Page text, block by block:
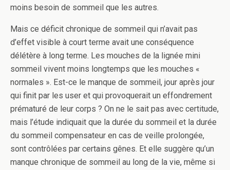
moins besoin de sommeil que les autres.
Mais ce déficit chronique de sommeil qui n’avait pas
d’effet visible à court terme avait une conséquence
délétère à long terme. Les mouches de la lignée mini
sommeil vivent moins longtemps que les mouches «
normales ». Est-ce le manque de sommeil, jour après jour
qui finit par les user et qui provoquerait un effondrement
prématuré de leur corps ? On ne le sait pas avec certitude,
mais l’étude indiquait que la durée du sommeil et la durée
du sommeil compensateur en cas de veille prolongée,
sont contrôlées par certains gênes. Et elle suggère qu’un
manque chronique de sommeil au long de la vie, même si